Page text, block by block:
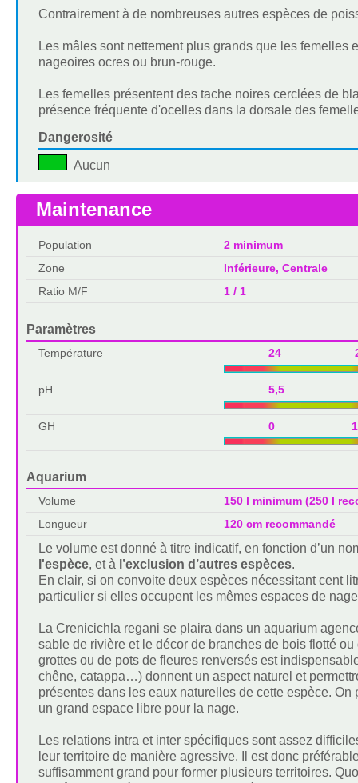
Contrairement à de nombreuses autres espèces de
Les mâles sont nettement plus grands que les
nageoires ocres ou brun-rouge.
Les femelles présentent des tache noires cerclées de
présence fréquente d'ocelles dans la dorsale des
Dangerosité
Aucun
Maintenance
Population
2 minimum
Zone
Inférieure, Centrale
Ratio M/F
1 / 1
Paramètres
Température 24
pH 5,5
GH 0
Aquarium
Volume
150 l minimum (250 l
Longueur
120 cm recommandé
Le volume est donné à titre indicatif, en fonction d’un
l'espèce, et à l’exclusion d’autres espèces.
En clair, si on convoite deux espèces nécessitant cent
particulier si elles occupent les mêmes espaces de
La Crenicichla regani se plaira dans un aquarium
sable de rivière et le décor de branches de bois flotté
grottes ou de pots de fleures renversés est
chêne, catappa…) donnent un aspect naturel et
présentes dans les eaux naturelles de cette espèce.
un grand espace libre pour la nage.
Les relations intra et inter spécifiques sont assez
leur territoire de manière agressive. Il est donc
suffisamment grand pour former plusieurs territoires.